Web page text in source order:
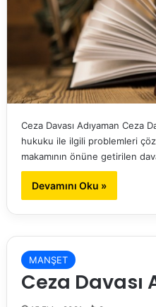
Ceza Davası Adıyaman Ceza
hukuku ile ilgili problemleri
makamının önüne getirilen
Devamını Oku »
MANŞET
Ceza Davası